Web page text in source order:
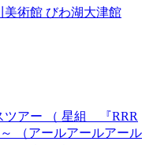
美術館 びわ湖大津館